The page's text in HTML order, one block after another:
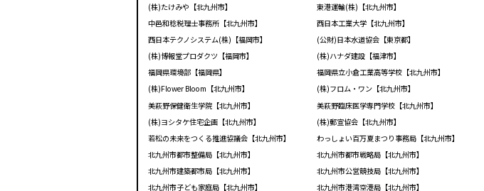
(株)たけみや【北九州市】
東港運輸(株)【北九州市】
中邑和稔税理士事務所【北九州市】
西日本工業大学【北九州市】
西日本テクノシステム(株)【福岡市】
(公財)日本水道協会【東京都】
(株)博報堂プロダクツ【福岡市】
(株)ハナダ建設【福津市】
福岡県環境部【福岡県】
福岡県立小倉工業高等学校【北九州市】
(株)Flower Bloom【北九州市】
(株)フロム・ワン【北九州市】
美萩野保健衛生学院【北九州市】
美萩野臨床医学専門学校【北九州市】
(株)ヨシタケ住宅企画【北九州市】
(株)郵宣協会【北九州市】
若松の未来をつくる推進協議会【北九州市】
わっしょい百万夏まつり事務局【北九州市】
北九州市都市整備局【北九州市】
北九州市都市戦略局【北九州市】
北九州市建築都市局【北九州市】
北九州市公営競技局【北九州市】
北九州市子ども家庭局【北九州市】
北九州市港湾空港局【北九州市】